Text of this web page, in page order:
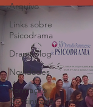
Arquivo
Links sobre
Psicodrama
DramaBlog
Novidades
Formação
Continuada